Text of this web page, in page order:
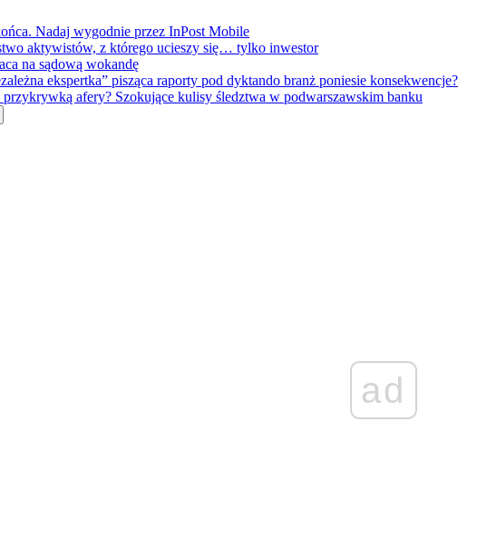
Nadaj wygodnie przez InPost Mobile
aktywistów, z którego ucieszy się… tylko inwestor
na sądową wokandę
ekspertka” pisząca raporty pod dyktando branż poniesie konsekwencje?
afery? Szokujące kulisy śledztwa w podwarszawskim banku
ad